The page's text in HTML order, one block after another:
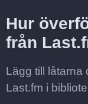
Hur
från
Lägg till låtarna
Last.fm i